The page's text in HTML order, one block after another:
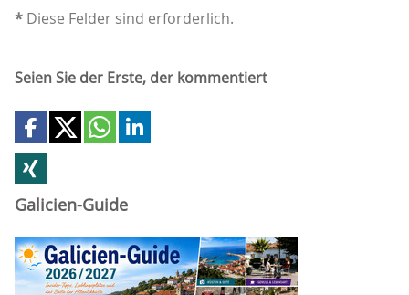
* Diese Felder sind erforderlich.
Seien Sie der Erste, der kommentiert
Galicien-Guide